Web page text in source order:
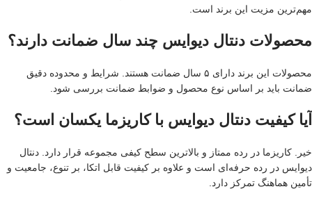
مهم‌ترین مزیت این برند است.
محصولات دنتال دیوایس چند سال ضمانت دارند؟
محصولات این برند دارای ۵ سال ضمانت هستند. شرایط و محدوده دقیق
ضمانت باید بر اساس نوع محصول و ضوابط ضمانت بررسی شود.
آیا کیفیت دنتال دیوایس با کاریزما یکسان است؟
خیر. کاریزما در رده ممتاز و بالاترین سطح کیفی مجموعه قرار دارد. دنتال
دیوایس در رده حرفه‌ای است و علاوه بر کیفیت قابل اتکا، بر تنوع، جامعیت و
تأمین هماهنگ تمرکز دارد.